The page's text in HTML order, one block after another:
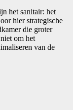
het sanitair: het
hier strategische
die groter
om het
van de